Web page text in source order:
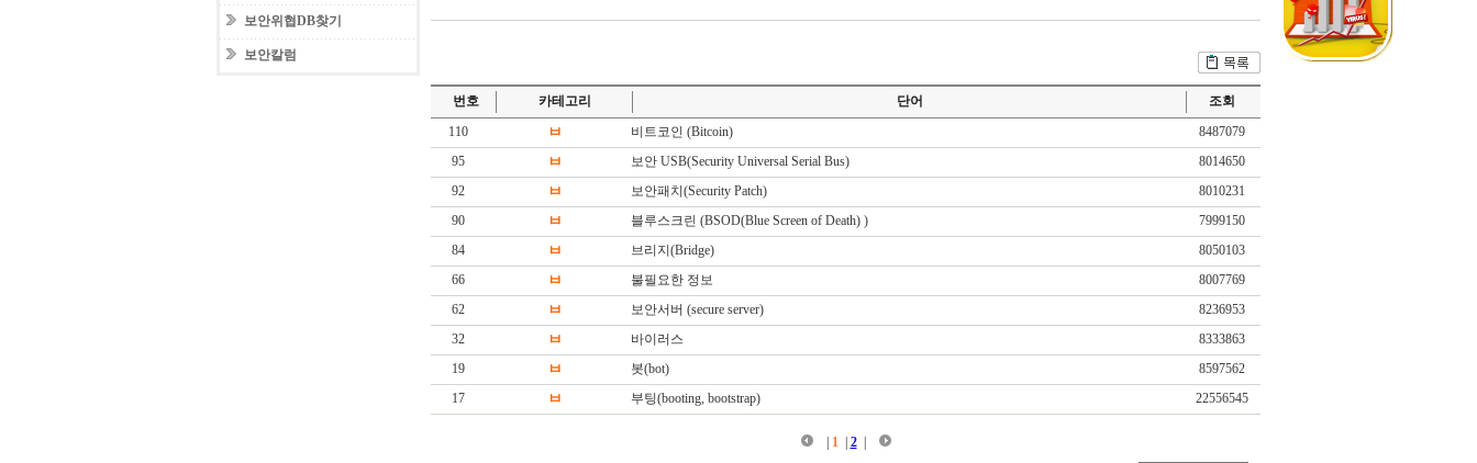
보안위협DB찾기
보안칼럼
번호 카테고리 단어
조회
110
ㅂ 비트코인 (Bitcoin)
8487079
95
ㅂ 보안 USB(Security Universal Serial Bus)
8014650
92
ㅂ 보안패치(Security Patch)
8010231
90
ㅂ 블루스크린 (BSOD(Blue Screen of Death) )
7999150
84
ㅂ 브리지(Bridge)
8050103
66
ㅂ 불필요한 정보
8007769
62
ㅂ 보안서버 (secure server)
8236953
32
ㅂ 바이러스
8333863
19
ㅂ 봇(bot)
8597562
17
ㅂ 부팅(booting, bootstrap) 22556545
| 1| 2|